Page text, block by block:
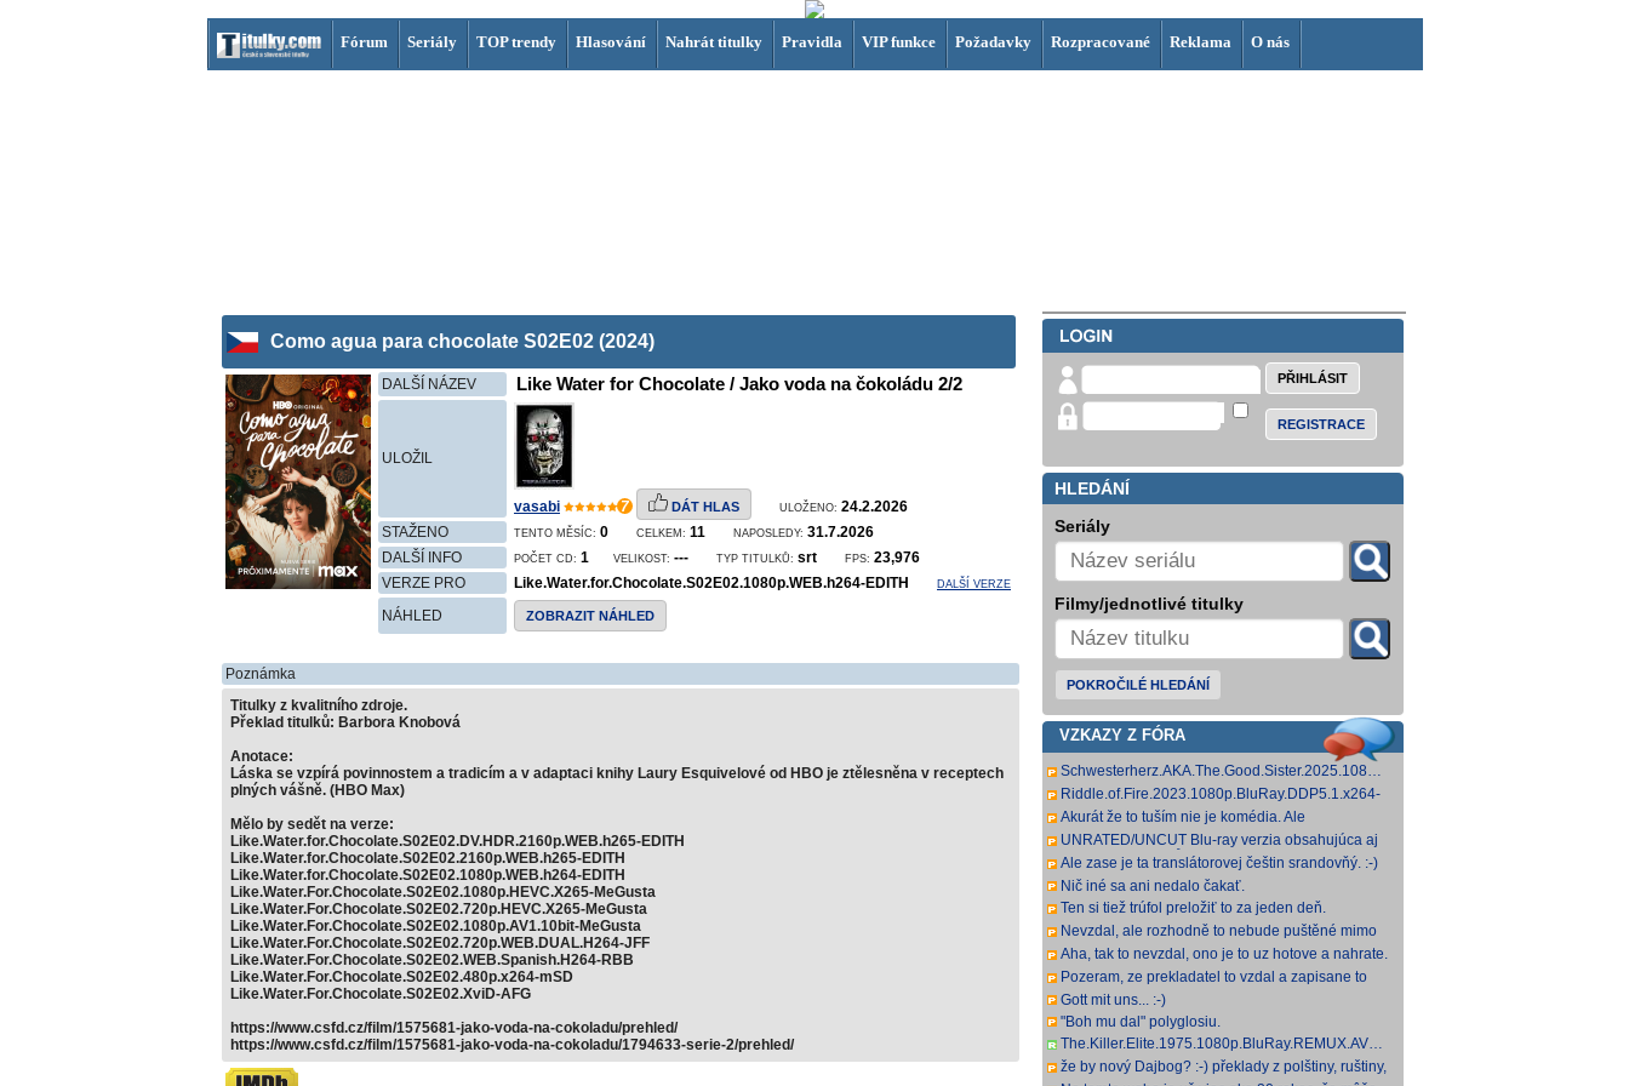
Fórum Seriály TOP trendy Hlasování Nahrát titulky Pravidla VIP funkce Požadavky Rozpracované Reklama O nás
Como agua para chocolate S02E02 (2024)
DALŠÍ NÁZEV Like Water for Chocolate / Jako voda na čokoládu 2/2
ULOŽIL
vasabi 7 DÁT HLAS ULOŽENO: 24.2.2026
STAŽENO
TENTO MĚSÍC: 0 CELKEM: 11 NAPOSLEDY: 31.7.2026
DALŠÍ INFO
POČET CD: 1 VELIKOST: --- TYP TITULKŮ: srt FPS: 23,976
VERZE PRO
Like.Water.for.Chocolate.S02E02.1080p.WEB.h264-EDITH DALŠÍ VERZE
NÁHLED ZOBRAZIT NÁHLED
Poznámka
Titulky z kvalitního zdroje.
Překlad titulků: Barbora Knobová
Anotace:
Láska se vzpírá povinnostem a tradicím a v adaptaci knihy Laury Esquivelové od HBO je ztělesněna v receptech
plných vášně. (HBO Max)
Mělo by sedět na verze:
Like.Water.for.Chocolate.S02E02.DV.HDR.2160p.WEB.h265-EDITH
Like.Water.for.Chocolate.S02E02.2160p.WEB.h265-EDITH
Like.Water.for.Chocolate.S02E02.1080p.WEB.h264-EDITH
Like.Water.For.Chocolate.S02E02.1080p.HEVC.X265-MeGusta
Like.Water.For.Chocolate.S02E02.720p.HEVC.X265-MeGusta
Like.Water.For.Chocolate.S02E02.1080p.AV1.10bit-MeGusta
Like.Water.For.Chocolate.S02E02.720p.WEB.DUAL.H264-JFF
Like.Water.For.Chocolate.S02E02.WEB.Spanish.H264-RBB
Like.Water.For.Chocolate.S02E02.480p.x264-mSD
Like.Water.For.Chocolate.S02E02.XviD-AFG
https://www.csfd.cz/film/1575681-jako-voda-na-cokoladu/prehled/
https://www.csfd.cz/film/1575681-jako-voda-na-cokoladu/1794633-serie-2/prehled/
REGISTRACE
HLEDÁNÍ
Seriály
Filmy/jednotlivé titulky
POKROČILÉ HLEDÁNÍ
VZKAZY Z FÓRA
Schwesterherz.AKA.The.Good.Sister.2025.1080p.AMZN.WEB-
DL.DDP5.1.H.264-cinepth [5,88 GB] Nemecké
Riddle.of.Fire.2023.1080p.BluRay.DDP5.1.x264-
SbR [18,74 GB]
Akurát že to tuším nie je komédia. Ale
premietačka sa môže konať. Možno príde aj
susedov pes a tomu
UNRATED/UNCUT Blu-ray verzia obsahujúca aj
full frontal Skarsgårda, explicitnejšie zábery sexu
Ale zase je ta translátorovej češtin srandovňý. :-)
Nič iné sa ani nedalo čakať.
Ten si tiež trúfol preložiť to za jeden deň.
Nevzdal, ale rozhodně to nebude puštěné mimo
premium. Samozřejmě překladač.
Aha, tak to nevzdal, ono je to uz hotove a nahrate.
Pozeram, ze prekladatel to vzdal a zapisane to
ma titulkomat.
Gott mit uns... :-)
"Boh mu dal" polyglosiu.
The.Killer.Elite.1975.1080p.BluRay.REMUX.AVC.FLAC1.0-
FraMeSToR [21,73 GB] Dnes na WS.
že by nový Dajbog? :-) překlady z polštiny, ruštiny,